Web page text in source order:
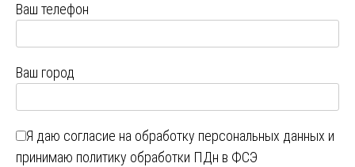
Ваш телефон
Ваш город
Я даю согласие на обработку персональных данных и
принимаю политику обработки ПДн в ФСЭ